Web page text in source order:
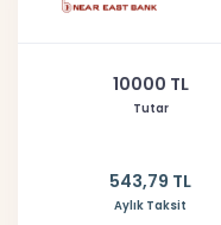
10000 TL
Tutar
543,79 TL
Aylık Taksit